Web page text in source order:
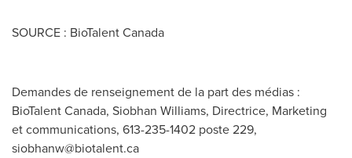
SOURCE : BioTalent Canada
Demandes de renseignement de la part des médias :
BioTalent Canada, Siobhan Williams, Directrice, Marketing
et communications, 613-235-1402 poste 229,
siobhanw@biotalent.ca